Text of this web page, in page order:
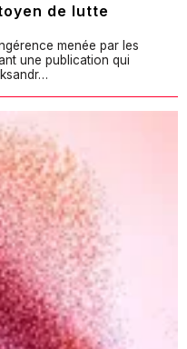
de lutte
menée par les
une publication qui